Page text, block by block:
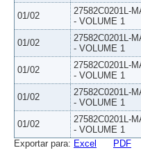
01/02
27582C0201L-
- VOLUME 1
01/02
27582C0201L-
- VOLUME 1
01/02
27582C0201L-
- VOLUME 1
01/02
27582C0201L-
- VOLUME 1
01/02
27582C0201L-
- VOLUME 1
Exportar para: Excel PDF